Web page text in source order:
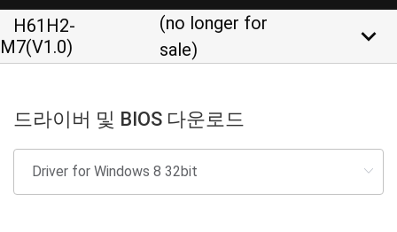
H61H2-
M7(V1.0)
(no longer for
sale)
keyboard_arrow_down
드라이버 및 BIOS 다운로드